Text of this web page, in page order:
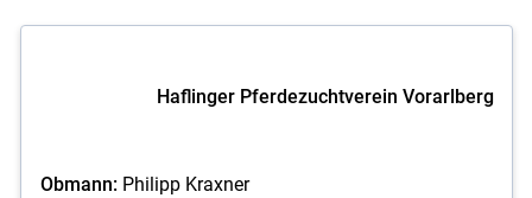
Haflinger Pferdezuchtverein Vorarlberg
Obmann:Philipp Kraxner